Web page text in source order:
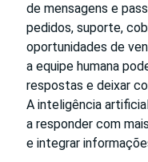
de mensagens e
pedidos, suporte,
oportunidades de
a equipe humana
respostas e deixar
A inteligência
a responder com
e integrar